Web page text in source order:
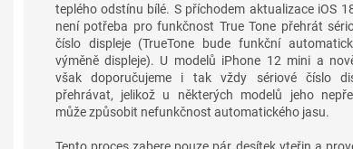
teplého odstínu bílé. S příchodem aktualizace iOS
není potřeba pro funkčnost True Tone přehrát
číslo displeje (TrueTone bude funkční
výměně displeje). U modelů iPhone 12 mini a
však doporučujeme i tak vždy sériové číslo
přehrávat, jelikož u některých modelů jeho
může způsobit nefunkčnost automatického jasu.
Tento proces zabere pouze pár desítek vteřin a